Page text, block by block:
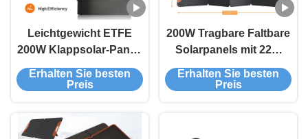
Leichtgewicht ETFE
200W Klappsolar-Panel-
Kit IP65 Portable für
Outdoor-Abenteuer
Erhalten Sie besten
Preis
200W Tragbare Faltbare
Solarpanels mit 22%
Wirkungsgrad
Monokristallinem
Erhalten Sie besten
Preis